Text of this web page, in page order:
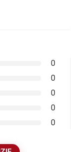
0
0
0
0
0